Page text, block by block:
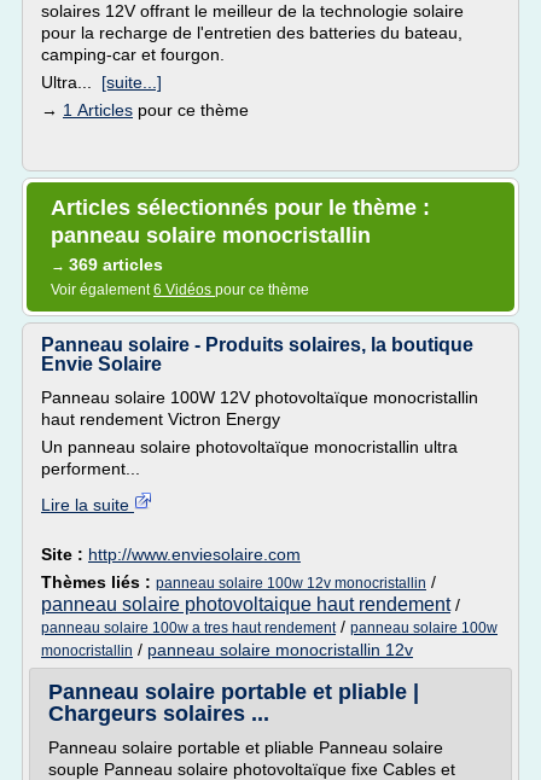
solaires 12V offrant le meilleur de la technologie solaire
pour la recharge de l'entretien des batteries du bateau,
camping-car et fourgon.
Ultra... [suite...]
→ 1 Articles pour ce thème
Articles sélectionnés pour le thème :
panneau solaire monocristallin
→ 369 articles
Voir également6 Vidéos pour ce thème
Panneau solaire - Produits solaires, la boutique
Envie Solaire
Panneau solaire 100W 12V photovoltaïque monocristallin
haut rendement Victron Energy
Un panneau solaire photovoltaïque monocristallin ultra
performent...
Lire la suite
Site : http://www.enviesolaire.com
Thèmes liés : panneau solaire 100w 12v monocristallin /
panneau solaire photovoltaique haut rendement/
panneau solaire 100w a tres haut rendement/ panneau solaire 100w
monocristallin / panneau solaire monocristallin 12v
Panneau solaire portable et pliable |
Chargeurs solaires ...
Panneau solaire portable et pliable Panneau solaire
souple Panneau solaire photovoltaïque fixe Cables et